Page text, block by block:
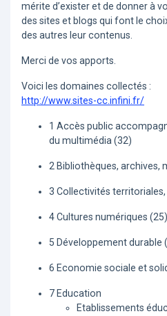
mérite d’exister et de donner à
des sites et blogs qui font le
des autres leur contenus.
Merci de vos apports.
Voici les domaines collectés :
http://www.sites-cc.infini.fr/
1 Accès public
du multimédia (32)
2 Bibliothèques, archives,
3 Collectivités
4 Cultures numériques (25)
5 Développement durable
6 Economie sociale et
7 Education
Etablissements